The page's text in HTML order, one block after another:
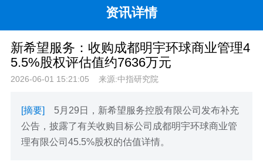
资讯详情
新希望服务：收购成都明宇环球商业管理4
5.5%股权评估值约7636万元
2026-06-01 15:21:05 来源:中指研究院
[摘要]
5月29日，新希望服务控股有限公司发布补充
公告，披露了有关收购目标公司成都明宇环球商业管
理有限公司45.5%股权的估值详情。